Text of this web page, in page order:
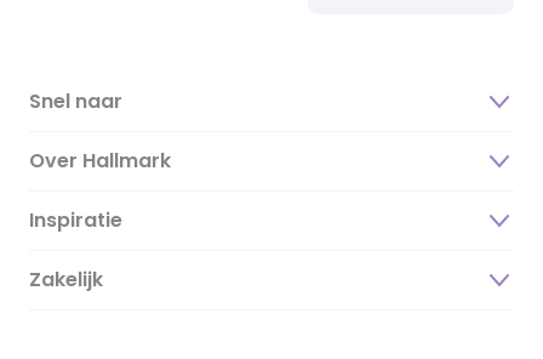
Snel naar
Over Hallmark
Over ons
Duurzaamheid
Inspiratie
Magazine
Zakelijk